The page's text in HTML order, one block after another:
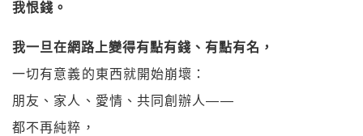
我恨錢。
我一旦在網路上變得有點有錢、有點有名，
一切有意義的東西就開始崩壞：
朋友、家人、愛情、共同創辦人——
都不再純粹，